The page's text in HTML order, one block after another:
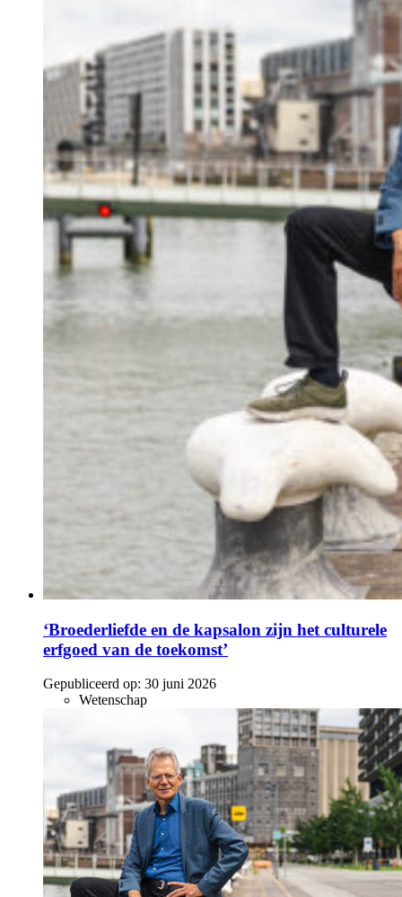
‘Broederliefde en de kapsalon zijn het culturele
erfgoed van de toekomst’
Gepubliceerd op: 30 juni 2026
Wetenschap